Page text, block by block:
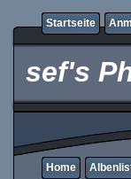
Startseite
sef's
Home